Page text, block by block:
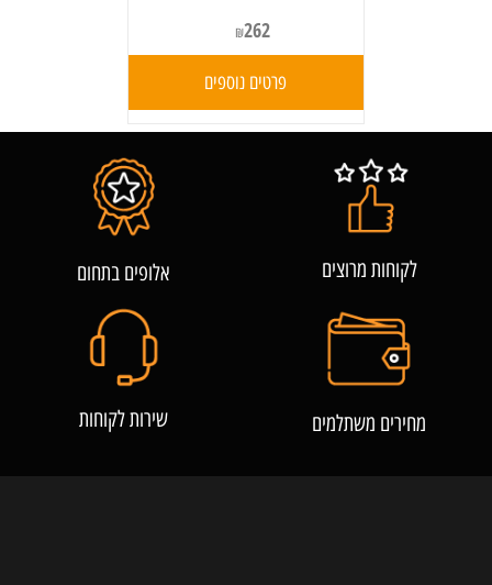
₪262
פרטים נוספים
לקוחות מרוצים אלופים בתחום
מחירים משתלמים שירות לקוחות